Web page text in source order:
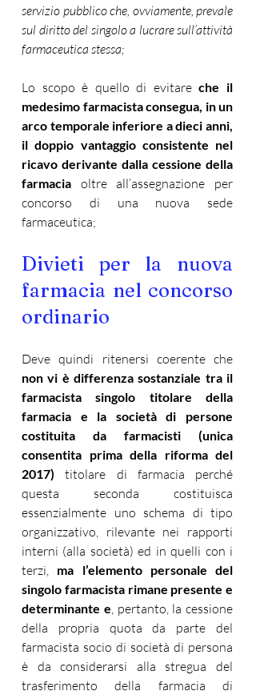
servizio pubblico che, ovviamente, prevale
sul diritto del singolo a lucrare sull’attività
farmaceutica stessa;
Lo scopo è quello di evitare che il
medesimo farmacista consegua, in un
arco temporale inferiore a dieci anni,
il doppio vantaggio consistente nel
ricavo derivante dalla cessione della
farmacia oltre all’assegnazione per
concorso di una nuova sede
farmaceutica;
Divieti per la nuova
farmacia nel concorso
ordinario
non vi è differenza sostanziale tra il
farmacista singolo titolare della
farmacia e la società di persone
costituita da farmacisti (unica
consentita prima della riforma del
2017) titolare di farmacia perché
questa seconda costituisca
essenzialmente uno schema di tipo
organizzativo, rilevante nei rapporti
interni (alla società) ed in quelli con i
terzi, ma l’elemento personale del
singolo farmacista rimane presente e
determinante e , pertanto, la cessione
della propria quota da parte del
farmacista socio di società di persona
è da considerarsi alla stregua del
trasferimento della farmacia di